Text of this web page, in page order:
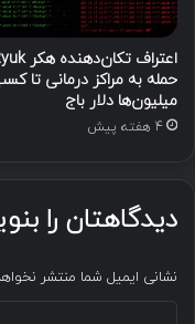
حمله به مراکز درمانی تا
میلیون‌ها دلار باج
4 هفته پیش
دیدگاهتان را
نشانی ایمیل شما منتشر